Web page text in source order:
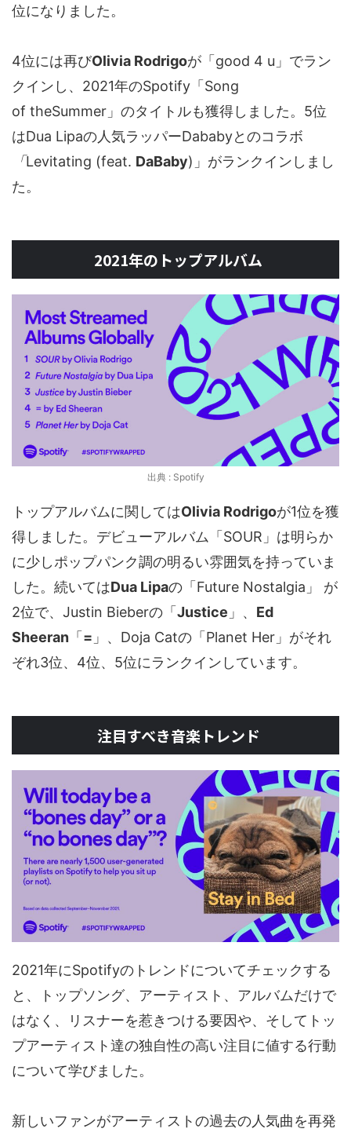
位になりました。
4位には再びOlivia Rodrigoが「good 4 u」でラン
クインし、2021年のSpotify「Song
of theSummer」のタイトルも獲得しました。5位
はDua Lipaの人気ラッパーDababyとのコラボ
「Levitating (feat. DaBaby)」がランクインしまし
た。
2021年のトップアルバム
出典 : Spotify
トップアルバムに関してはOlivia Rodrigoが1位を獲
得しました。デビューアルバム「SOUR」は明らか
に少しポップパンク調の明るい雰囲気を持っていま
した。続いてはDua Lipaの「Future Nostalgia」 が
2位で、Justin Bieberの「Justice 」、 Ed
Sheeran 「= 」、Doja Catの「Planet Her」がそれ
ぞれ3位、4位、5位にランクインしています。
注目すべき音楽トレンド
2021年にSpotifyのトレンドについてチェックする
と、トップソング、アーティスト、アルバムだけで
はなく、リスナーを惹きつける要因や、そしてトッ
プアーティスト達の独自性の高い注目に値する行動
について学びました。
新しいファンがアーティストの過去の人気曲を再発